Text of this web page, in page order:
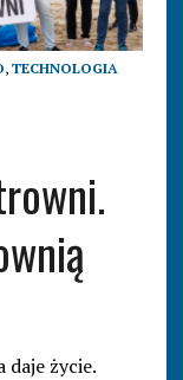
, TECHNOLOGIA
daje życie.